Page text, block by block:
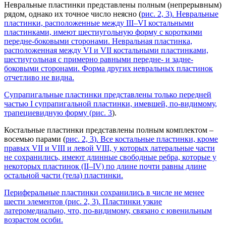
Невральные пластинки представлены полным (непрерывным)
рядом, однако их точное число неясно (рис. 2, 3). Невральные
пластинки, расположенные между III–VI костальными
пластинками, имеют шестиугольную форму с короткими
передне-боковыми сторонами. Невральная пластинка,
расположенная между VI и VII костальными пластинками,
шестиугольная с примерно равными передне- и задне-
боковыми сторонами. Форма других невральных пластинок
отчетливо не видна.
Супрапигальные пластинки представлены только передней
частью I супрапигальной пластинки, имевшей, по-видимому,
трапециевидную форму (рис. 3).
Костальные пластинки представлены полным комплектом –
восемью парами (рис. 2, 3). Все костальные пластинки, кроме
правых VII и VIII и левой VIII, у которых латеральные части
не сохранились, имеют длинные свободные ребра, которые у
некоторых пластинок (II–IV) по длине почти равны длине
остальной части (тела) пластинки.
Периферальные пластинки сохранились в числе не менее
шести элементов (рис. 2, 3). Пластинки узкие
латеромедиально, что, по-видимому, связано с ювенильным
возрастом особи.